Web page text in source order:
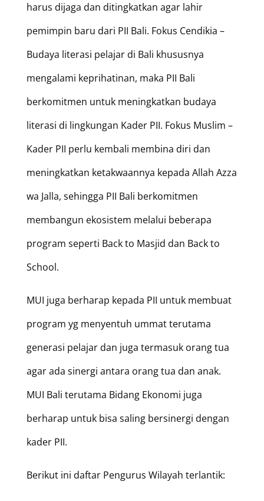
harus dijaga dan ditingkatkan agar lahir
pemimpin baru dari PII Bali. Fokus Cendikia –
Budaya literasi pelajar di Bali khususnya
mengalami keprihatinan, maka PII Bali
berkomitmen untuk meningkatkan budaya
literasi di lingkungan Kader PII. Fokus Muslim –
Kader PII perlu kembali membina diri dan
meningkatkan ketakwaannya kepada Allah Azza
wa Jalla, sehingga PII Bali berkomitmen
membangun ekosistem melalui beberapa
program seperti Back to Masjid dan Back to
School.
MUI juga berharap kepada PII untuk membuat
program yg menyentuh ummat terutama
generasi pelajar dan juga termasuk orang tua
agar ada sinergi antara orang tua dan anak.
MUI Bali terutama Bidang Ekonomi juga
berharap untuk bisa saling bersinergi dengan
kader PII.
Berikut ini daftar Pengurus Wilayah terlantik: